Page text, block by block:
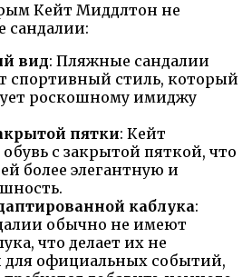
Кейт Миддлтон не
сандалии:
вид: Пляжные сандалии
спортивный стиль, который
роскошному имиджу
пятки: Кейт
с закрытой пяткой, что
более элегантную и
каблука:
обычно не имеют
что делает их не
официальных событий,